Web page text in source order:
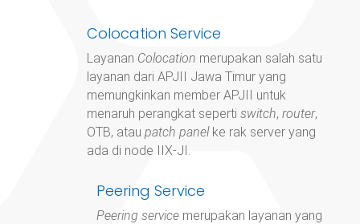
Colocation Service
Layanan Colocation merupakan salah satu
layanan dari APJII Jawa Timur yang
memungkinkan member APJII untuk
menaruh perangkat seperti switch, router,
OTB, atau patch panelke rak server yang
ada di node IIX-JI.
Peering Service
Peering servicemerupakan layanan yang